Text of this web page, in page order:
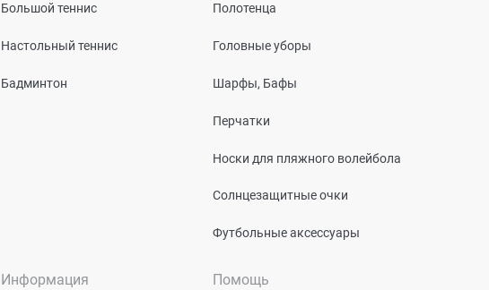
Большой теннис
Настольный теннис
Бадминтон
Полотенца
Головные уборы
Шарфы, Бафы
Перчатки
Носки для пляжного волейбола
Солнцезащитные очки
Футбольные аксессуары
Информация Помощь